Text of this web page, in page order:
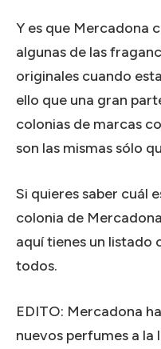
Y es que Mercadona
algunas de las
originales cuando
ello que una gran
colonias de marcas
son las mismas sólo
Si quieres saber cuál
colonia de
aquí tienes un
todos.
EDITO: Mercadona
nuevos perfumes a la